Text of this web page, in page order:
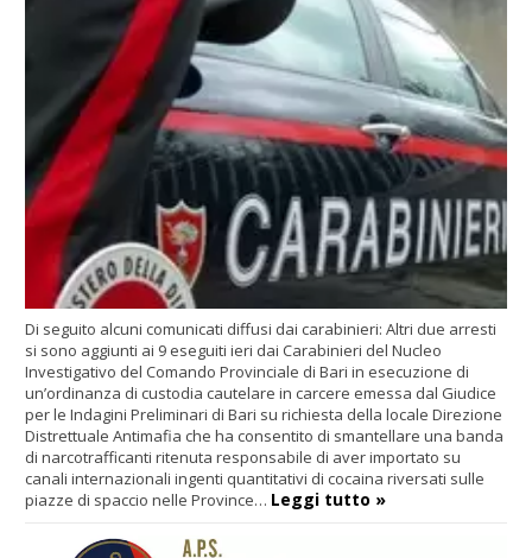
Di seguito alcuni comunicati diffusi dai carabinieri: Altri due arresti
si sono aggiunti ai 9 eseguiti ieri dai Carabinieri del Nucleo
Investigativo del Comando Provinciale di Bari in esecuzione di
un’ordinanza di custodia cautelare in carcere emessa dal Giudice
per le Indagini Preliminari di Bari su richiesta della locale Direzione
Distrettuale Antimafia che ha consentito di smantellare una banda
di narcotrafficanti ritenuta responsabile di aver importato su
canali internazionali ingenti quantitativi di cocaina riversati sulle
piazze di spaccio nelle Province… Leggi tutto »